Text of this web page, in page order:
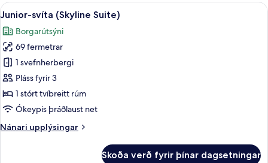
meðalstór
rúm
borgarsýn
Skoða
allar
myndir
fyrir
Junior-
svíta
(Skyline
Suite)
Junior-svíta (Skyline Suite) |
7
Junior-svíta (Skyline Suite)
Borgarútsýni
69 fermetrar
1 svefnherbergi
Pláss fyrir 3
1 stórt tvíbreitt rúm
Ókeypis þráðlaust net
Nánari upplýsingar
Nánari
Skoða verð fyrir þínar dagsetningar